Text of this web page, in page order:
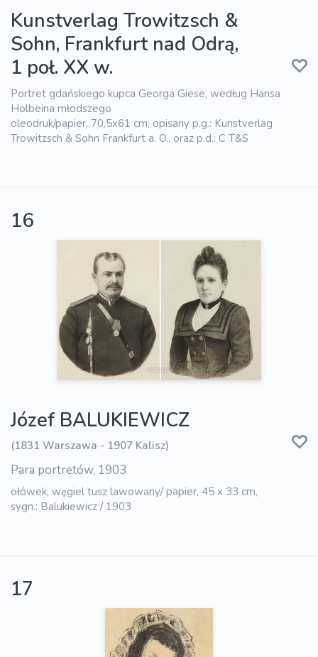
Kunstverlag Trowitzsch &
Sohn, Frankfurt nad Odrą,
1 poł. XX w.
Portret gdańskiego kupca Georga Giese, według Hansa
Holbeina młodszego
oleodruk/papier, 70,5x61 cm; opisany p.g.: Kunstverlag
Trowitzsch & Sohn Frankfurt a. O., oraz p.d.: C T&S
16
Józef BALUKIEWICZ
(1831 Warszawa - 1907 Kalisz)
Para portretów, 1903
ołówek, węgiel tusz lawowany/ papier, 45 x 33 cm,
sygn.: Balukiewicz / 1903
17